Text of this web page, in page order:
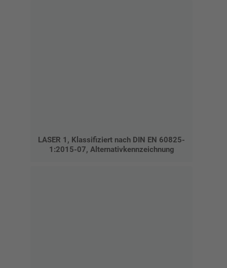
LASER 1, Klassifiziert nach DIN EN 60825-
1:2015-07, Alternativkennzeichnung